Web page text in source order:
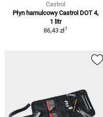
Castrol
Płyn hamulcowy Castrol DOT 4,
1 litr
86,43 zł1